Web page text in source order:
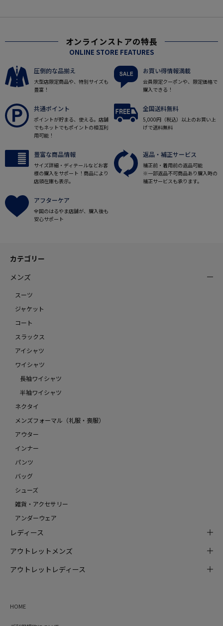
オンラインストアの特長
ONLINE STORE FEATURES
圧倒的な品揃え
大型店限定商品や、特別サイズも
豊富！
お買い得情報満載
会員限定クーポンや、限定価格で
購入できる！
共通ポイント
ポイントが貯まる、使える。店舗
でもネットでもポイントの相互利
用可能！
全国送料無料
5,000円（税込）以上のお買い上
げで送料無料
豊富な商品情報
サイズ詳細・ディテールなどお客
様の購入をサポート！商品により
店頭在庫も表示。
返品・補正サービス
補正前・着用前の返品可能
※一部返品不可商品あり購入時の
補正サービスも承ります。
アフターケア
全国のはるやま店舗が、購入後も
安心サポート
カテゴリー
メンズ
スーツ
ジャケット
コート
スラックス
アイシャツ
ワイシャツ
長袖ワイシャツ
半袖ワイシャツ
ネクタイ
メンズフォーマル（礼服・喪服）
アウター
インナー
パンツ
バッグ
シューズ
雑貨・アクセサリー
アンダーウェア
レディース
アウトレットメンズ
アウトレットレディース
HOME